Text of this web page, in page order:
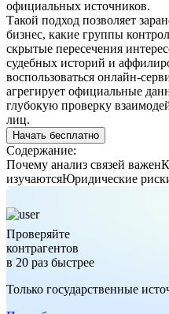
официальных источников.
Такой подход позволяет
бизнес, какие группы
скрытые пересечения
судебных историй и
воспользоваться онлайн-
агрегирует официальные
глубокую проверку
лиц.
Начать бесплатно
Содержание:
Почему анализ связей важен
изучаютсяЮридические
Проверяйте
контрагентов
в 20 раз быстрее
Только государственные